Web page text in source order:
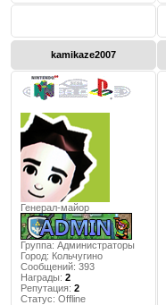
kamikaze2007
Генерал-майор
Группа: Администраторы
Город: Кольчугино
Сообщений: 393
Награды: 2
Репутация: 2
Статус: Offline